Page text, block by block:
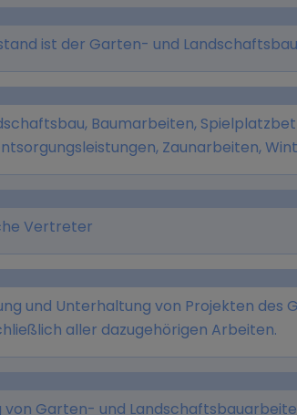
ist der Garten- und
Baumarbeiten,
Zaunarbeiten,
Vertreter
und Unterhaltung von Projekten des
aller dazugehörigen Arbeiten.
von Garten- und